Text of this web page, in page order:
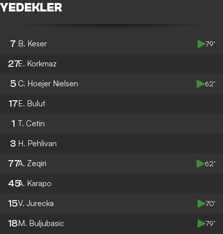
YEDEKLER
7 B. Keser 79’
27E. Korkmaz
5 C. Hoejer Nielsen 62’
17E. Bulut
1 T. Cetin
3 H. Pehlivan
77A. Zeqiri 62’
45A. Karapo
15V. Jurecka 70’
18M. Buljubasic 79’